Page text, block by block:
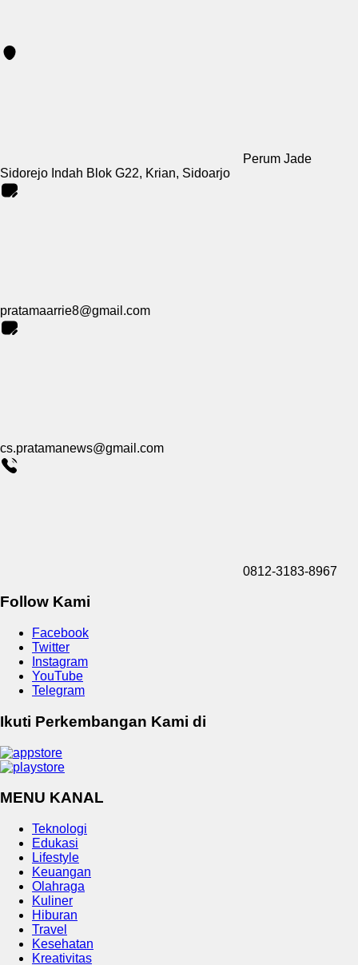
Perum Jade
Sidorejo Indah Blok G22, Krian, Sidoarjo
pratamaarrie8@gmail.com
cs.pratamanews@gmail.com
0812-3183-8967
Follow Kami
Facebook
Twitter
Instagram
YouTube
Telegram
Ikuti Perkembangan Kami di
MENU KANAL
Teknologi
Edukasi
Lifestyle
Keuangan
Olahraga
Kuliner
Hiburan
Travel
Kesehatan
Kreativitas